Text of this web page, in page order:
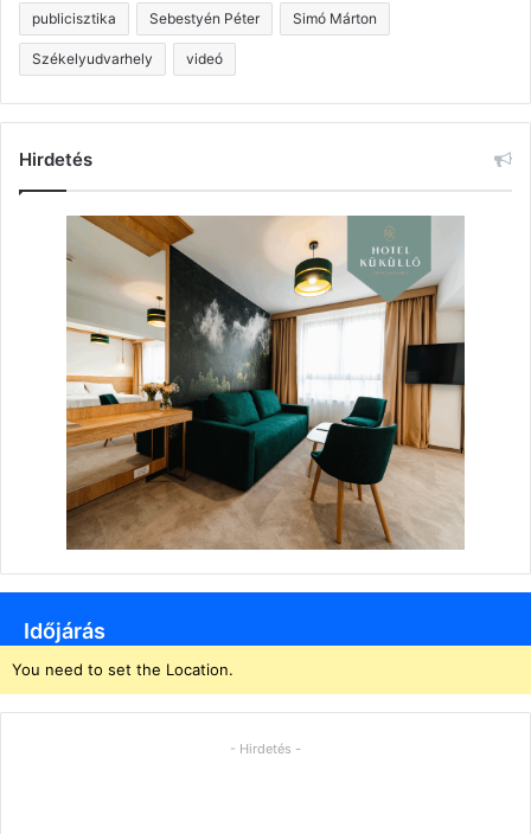
publicisztika Sebestyén Péter Simó Márton
Székelyudvarhely videó
Hirdetés
Időjárás
You need to set the Location.
- Hirdetés -